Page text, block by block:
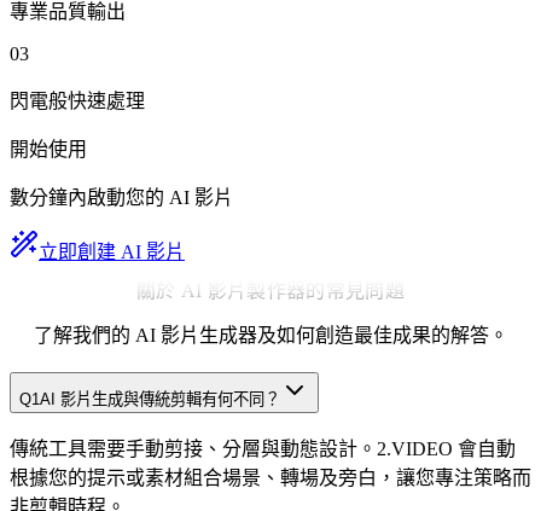
專業品質輸出
03
閃電般快速處理
開始使用
數分鐘內啟動您的 AI 影片
立即創建 AI 影片
關於 AI 影片製作器的常見問題
了解我們的 AI 影片生成器及如何創造最佳成果的解答。
Q1AI 影片生成與傳統剪輯有何不同？
傳統工具需要手動剪接、分層與動態設計。2.VIDEO 會自動
根據您的提示或素材組合場景、轉場及旁白，讓您專注策略而
非剪輯時程。